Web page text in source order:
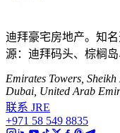
迪拜豪宅房地产。知
源：迪拜码头、棕榈
Emirates Towers, Sheikh
Dubai, United Arab
联系 JRE
+971 58 549 8835